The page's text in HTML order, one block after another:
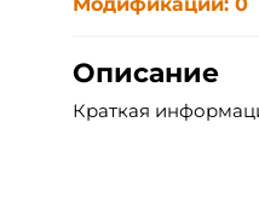
Описание
Краткая